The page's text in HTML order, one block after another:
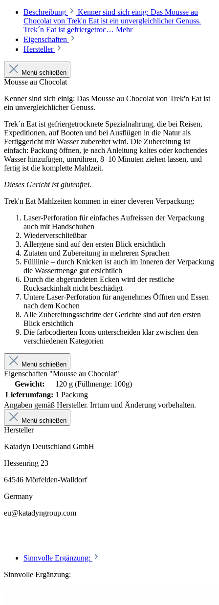
Beschreibung
Kenner sind sich einig: Das Mousse au
Chocolat von Trek'n Eat ist ein unvergleichlicher Genuss.
Trek´n Eat ist gefriergetroc… Mehr
Eigenschaften
Hersteller
Menü schließen
Mousse au Chocolat
Kenner sind sich einig: Das Mousse au Chocolat von Trek'n Eat ist
ein unvergleichlicher Genuss.
Trek´n Eat ist gefriergetrocknete Spezialnahrung, die bei Reisen,
Expeditionen, auf Booten und bei Ausflügen in die Natur als
Fertiggericht mit Wasser zubereitet wird. Die Zubereitung ist
einfach: Packung öffnen, je nach Anleitung kaltes oder kochendes
Wasser hinzufügen, umrühren, 8–10 Minuten ziehen lassen, und
fertig ist die komplette Mahlzeit.
Dieses Gericht ist glutenfrei.
Trek'n Eat Mahlzeiten kommen in einer cleveren Verpackung:
Laser-Perforation für einfaches Aufreissen der Verpackung
auch mit Handschuhen
Wiederverschließbar
Allergene sind auf den ersten Blick ersichtlich
Zutaten und Zubereitung in mehreren Sprachen
Fülllinie – durch Knicken ist auch im Inneren der Verpackung
die Wassermenge gut ersichtlich
Durch die abgerundeten Ecken wird der restliche
Rucksackinhalt nicht beschädigt
Untere Laser-Perforation für angenehmes Öffnen und Essen
nach dem Kochen
Alle Zubereitungsschritte der Gerichte sind auf den ersten
Blick ersichtlich
Die farbcodierten Icons unterscheiden klar zwischen den
verschiedenen Kategorien
Menü schließen
Eigenschaften "Mousse au Chocolat"
Gewicht:
120 g (Füllmenge: 100g)
Lieferumfang: 1 Packung
Angaben gemäß Hersteller. Irrtum und Änderung vorbehalten.
Menü schließen
Hersteller
Katadyn Deutschland GmbH
Hessenring 23
64546 Mörfelden-Walldorf
Germany
eu@katadyngroup.com
Sinnvolle Ergänzung:
Sinnvolle Ergänzung: